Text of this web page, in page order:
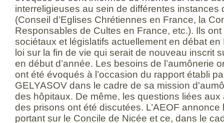
interreligieuses au sein de différentes instances
(Conseil d’Eglises Chrétiennes en France, la
Responsables de Cultes en France, etc.). Ils
sociétaux et législatifs actuellement en débat
loi sur la fin de vie qui serait de nouveau inscrit
en début d’année. Les besoins de l’aumônerie
ont été évoqués à l’occasion du rapport établi
GELYASOV dans le cadre de sa mission
des hôpitaux. De même, les questions liées
des prisons ont été discutées. L’AEOF annonce
portant sur le Concile de Nicée et ce, dans le